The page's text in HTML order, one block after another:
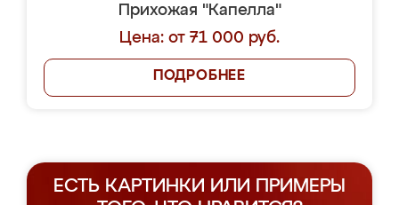
Прихожая "Капелла"
Цена: от 71 000 руб.
ПОДРОБНЕЕ
ЕСТЬ КАРТИНКИ ИЛИ ПРИМЕРЫ